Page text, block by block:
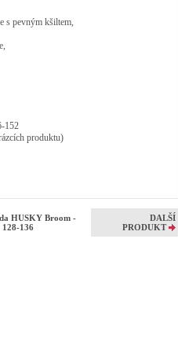
s pevným kšiltem,
152
produktu)
HUSKY Broom -
128-136
DALŠÍ
PRODUKT